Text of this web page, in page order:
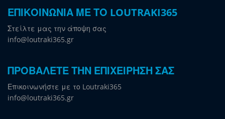
ΕΠΙΚΟΙΝΩΝΙΑ ΜΕ ΤΟ LOUTRAKI365
Στείλτε μας την άποψη σας
info@loutraki365.gr
ΠΡΟΒΑΛΕΤΕ ΤΗΝ ΕΠΙΧΕΙΡΗΣΗ ΣΑΣ
Επικοινωνήστε με το Loutraki365
info@loutraki365.gr